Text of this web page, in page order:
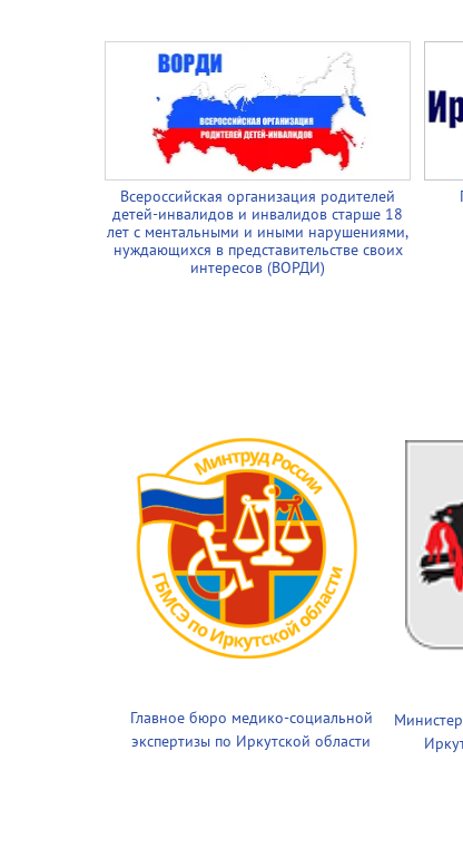
Всероссийская организация родителей
детей-инвалидов и инвалидов старше 18
лет с ментальными и иными нарушениями,
нуждающихся в представительстве своих
интересов (ВОРДИ)
Главное бюро медико-социальной
экспертизы по Иркутской области